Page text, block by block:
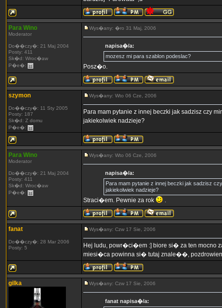
Para Wino
Moderator
Do��czy�: 21 Maj 2004
Posty: 411
Sk�d: Wroc�aw
P�e�:
Wys�any: �ro 31 Maj, 2006
napisa�/a:
mozesz mi para szablon podeslac?
Posz�o.
szymon
Do��czy�: 11 Sty 2005
Posty: 187
Sk�d: Z domu
P�e�:
Wys�any: Wto 06 Cze, 2006
Para mam pytanie z innej beczki jak sadzisz czy
jakiekolwiek nadzieje?
Para Wino
Moderator
Do��czy�: 21 Maj 2004
Posty: 411
Sk�d: Wroc�aw
P�e�:
Wys�any: Wto 06 Cze, 2006
napisa�/a:
Para mam pytanie z innej beczki jak sadzisz
jakiekolwiek nadzieje?
Straci�em. Pewnie za rok .
fanat
Do��czy�: 28 Mar 2006
Posty: 5
Wys�any: Czw 17 Sie, 2006
Hej ludu, powr�ci�em :] biore si� za ten mocno
miesi�ca powinna si� tutaj znale��,
gilka Wys�any: Czw 17 Sie, 2006
fanat napisa�/a: